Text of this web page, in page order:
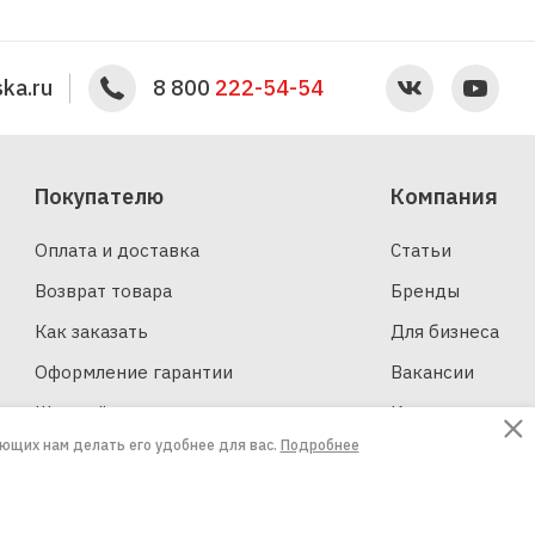
8 800 222-54-54
Покупателю
Оплата и доставка
Возврат товара
Как заказать
Оформление гарантии
Шинный калькулятор
Компания
Статьи
Бренды
Для бизнеса
Вакансии
Контакты
нам делать его удобнее для вас. Подробнее